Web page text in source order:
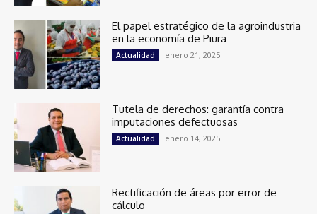
El papel estratégico de la agroindustria
en la economía de Piura
Actualidad enero 21, 2025
Tutela de derechos: garantía contra
imputaciones defectuosas
Actualidad enero 14, 2025
Rectificación de áreas por error de
cálculo